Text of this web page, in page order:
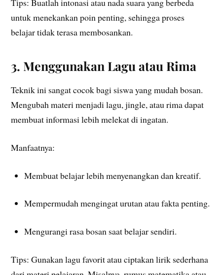
Tips: Buatlah intonasi atau nada suara yang berbeda
untuk menekankan poin penting, sehingga proses
belajar tidak terasa membosankan.
3. Menggunakan Lagu atau Rima
Teknik ini sangat cocok bagi siswa yang mudah bosan.
Mengubah materi menjadi lagu, jingle, atau rima dapat
membuat informasi lebih melekat di ingatan.
Manfaatnya:
Membuat belajar lebih menyenangkan dan kreatif.
Mempermudah mengingat urutan atau fakta penting.
Mengurangi rasa bosan saat belajar sendiri.
Tips: Gunakan lagu favorit atau ciptakan lirik sederhana